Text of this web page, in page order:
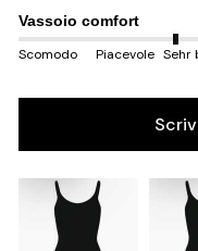
Vassoio comfort
Scomodo
Piacevole